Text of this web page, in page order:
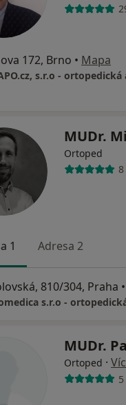
172, Brno • Mapa
MUDr.
Ortoped
1 Adresa 2
810/304, Praha •
s.r.o -
MUDr.
Ortoped ·